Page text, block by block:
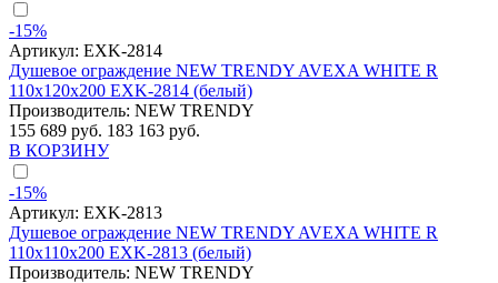
-15%
Артикул: EXK-2814
Душевое ограждение NEW TRENDY AVEXA WHITE R
110x120x200 EXK-2814 (белый)
Производитель: NEW TRENDY
155 689 руб. 183 163 руб.
В КОРЗИНУ
-15%
Артикул: EXK-2813
Душевое ограждение NEW TRENDY AVEXA WHITE R
110x110x200 EXK-2813 (белый)
Производитель: NEW TRENDY